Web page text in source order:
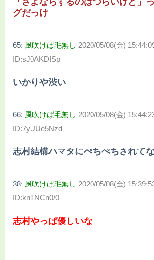
「さよならするのはつらいけど」
グだっけ
65: 風吹けば毛無し 2020/05/08(金)
ID:sJ0AKDISp
いかりや渋い
66: 風吹けば毛無し 2020/05/08(金)
ID:7yUUe5Nzd
志村結構ハマタにぺちぺちされて
38: 風吹けば毛無し 2020/05/08(金)
ID:knTNCn0/0
志村やっぱ優しいな